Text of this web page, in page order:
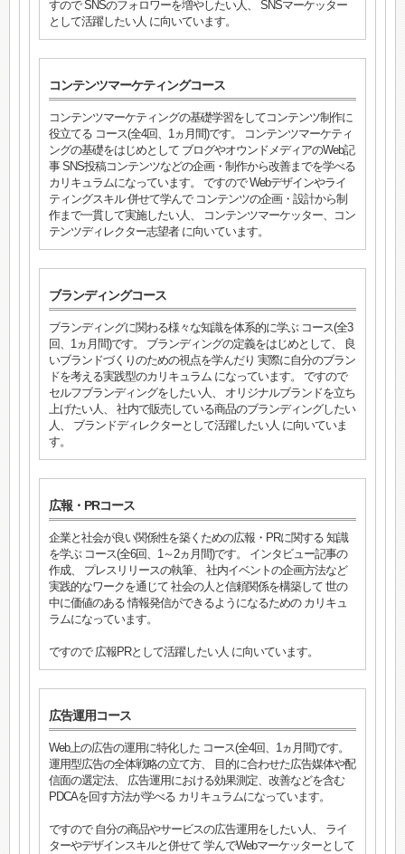
すので SNSのフォロワーを増やしたい人、 SNSマーケッター
として活躍したい人 に向いています。
コンテンツマーケティングコース
コンテンツマーケティングの基礎学習をしてコンテンツ制作に
役立てる コース(全4回、1ヵ月間)です。 コンテンツマーケティ
ングの基礎をはじめとして ブログやオウンドメディアのWeb記
事 SNS投稿コンテンツなどの企画・制作から改善までを学べる
カリキュラムになっています。 ですので Webデザインやライ
ティングスキル 併せて学んで コンテンツの企画・設計から制
作まで一貫して実施したい人、 コンテンツマーケッター、コン
テンツディレクター志望者 に向いています。
ブランディングコース
ブランディングに関わる様々な知識を体系的に学ぶ コース(全3
回、1ヵ月間)です。 ブランディングの定義をはじめとして、 良
いブランドづくりのための視点を学んだり 実際に自分のブラン
ドを考える実践型のカリキュラム になっています。 ですので
セルフブランディングをしたい人、 オリジナルブランドを立ち
上げたい人、 社内で販売している商品のブランディングしたい
人、 ブランドディレクターとして活躍したい人 に向いていま
す。
広報・PRコース
企業と社会が良い関係性を築くための広報・PRに関する 知識
を学ぶ コース(全6回、1～2ヵ月間)です。 インタビュー記事の
作成、 プレスリリースの執筆、 社内イベントの企画方法など
実践的なワークを通じて 社会の人と信頼関係を構築して 世の
中に価値のある 情報発信ができるようになるための カリキュ
ラムになっています。
ですので 広報PRとして活躍したい人 に向いています。
広告運用コース
Web上の広告の運用に特化した コース(全4回、1ヵ月間)です。
運用型広告の全体戦略の立て方、 目的に合わせた広告媒体や配
信面の選定法、 広告運用における効果測定、改善などを含む
PDCAを回す方法が学べる カリキュラムになっています。
ですので 自分の商品やサービスの広告運用をしたい人、 ライ
ターやデザインスキルと併せて 学んでWebマーケッターとして